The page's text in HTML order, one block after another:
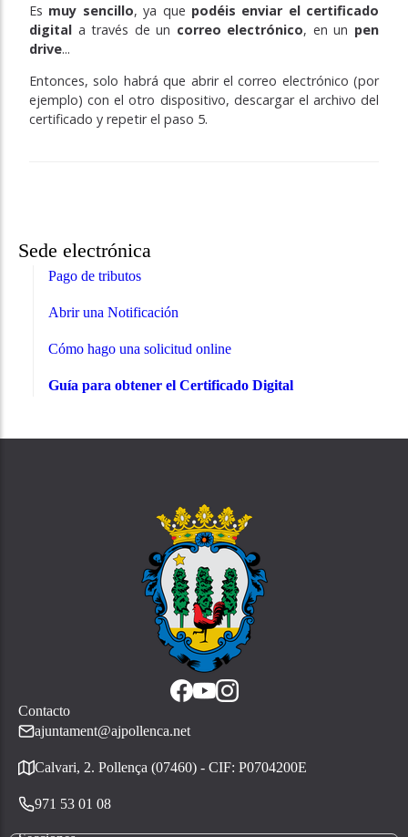
Sede electrónica
Pago de tributos
Abrir una Notificación
Cómo hago una solicitud online
Guía para obtener el Certificado Digital
Es muy sencillo, ya que podéis enviar el certificado
digital a través de un correo electrónico, en un pen
drive...
Entonces, solo habrá que abrir el correo electrónico (por
ejemplo) con el otro dispositivo, descargar el archivo del
certificado y repetir el paso 5.
Contacto
ajuntament@ajpollenca.net
Calvari, 2. Pollença (07460) - CIF: P0704200E
971 53 01 08